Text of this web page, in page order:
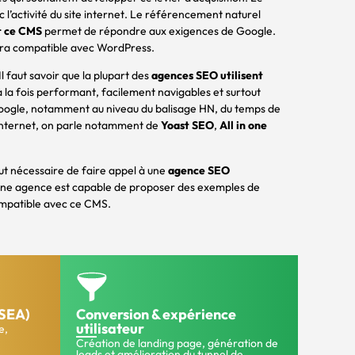
l’activité du site internet. Le référencement naturel
CMS permet de répondre aux exigences de Google.
compatible avec WordPress.
faut savoir que la plupart desagences SEO utilisent
fois performant, facilement navigables et surtout
notamment au niveau du balisage HN, du temps de
on parle notamment de Yoast SEO, All in one
nécessaire de faire appel à une agence SEO
agence est capable de proposer des exemples de
avec ce CMS.
Conversion & expérience
utilisateur
Création de landing page, génération de